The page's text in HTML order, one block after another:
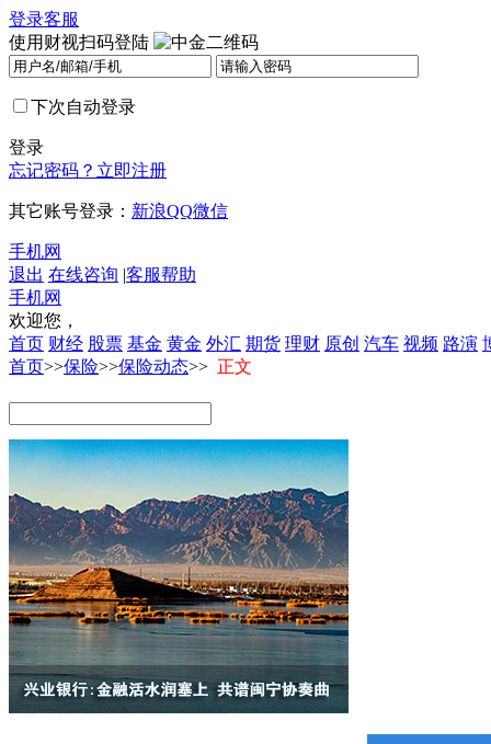
登录客服
使用财视扫码登陆
下次自动登录
登录
忘记密码？ 立即注册
其它账号登录： 新浪QQ微信
手机网
退出 在线咨询 |客服帮助
手机网
欢迎您，
首页 财经 股票 基金 黄金 外汇 期货 理财 原创 汽车 视频 路演
首页>>保险>>保险动态>> 正文